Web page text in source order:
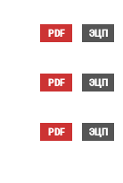
PDF ЭЦП
PDF ЭЦП
PDF ЭЦП